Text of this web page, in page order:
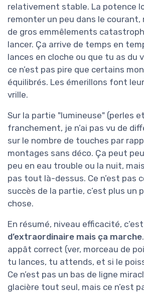
relativement stable. La potence
remonter un peu dans le courant,
de gros emmêlements
lancer. Ça arrive de temps en
lances en cloche ou que tu as du
ce n’est pas pire que certains
équilibrés. Les émerillons font
vrille.
Sur la partie "lumineuse" (perles
franchement, je n’ai pas vu de
sur le nombre de touches par
montages sans déco. Ça peut
peu en eau trouble ou la nuit,
pas tout là-dessus. Ce n’est pas
succès de la partie, c’est plus un
chose.
En résumé, niveau efficacité, c’est
d’extraordinaire mais ça marche
appât correct (ver, morceau de
tu lances, tu attends, et si le
Ce n’est pas un bas de ligne
glacière tout seul, mais ce n’est